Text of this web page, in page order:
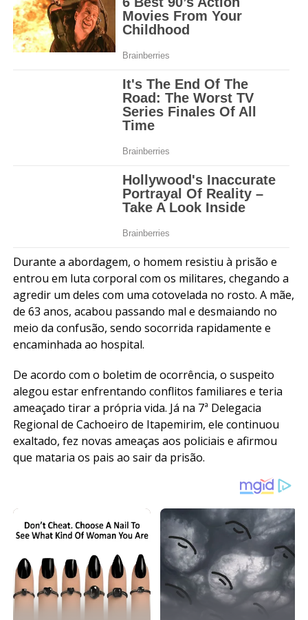
Durante a abordagem, o homem resistiu à prisão e
entrou em luta corporal com os militares, chegando a
agredir um deles com uma cotovelada no rosto. A mãe,
de 63 anos, acabou passando mal e desmaiando no
meio da confusão, sendo socorrida rapidamente e
encaminhada ao hospital.
De acordo com o boletim de ocorrência, o suspeito
alegou estar enfrentando conflitos familiares e teria
ameaçado tirar a própria vida. Já na 7ª Delegacia
Regional de Cachoeiro de Itapemirim, ele continuou
exaltado, fez novas ameaças aos policiais e afirmou
que mataria os pais ao sair da prisão.